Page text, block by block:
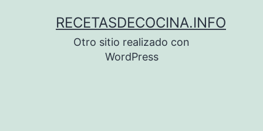
RECETASDECOCINA.INFO
Otro sitio realizado con
WordPress